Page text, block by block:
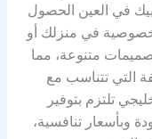
في العين الحصول
في منزلك أو
متنوعة، مما
التي تتناسب مع
تلتزم بتوفير
وبأسعار تنافسية،